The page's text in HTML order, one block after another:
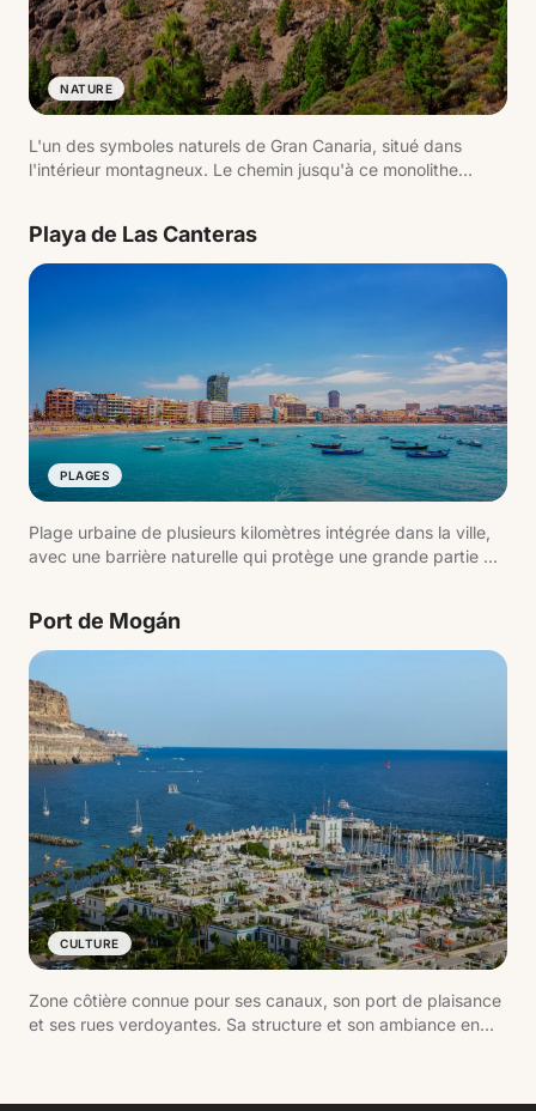
NATURE
L'un des symboles naturels de Gran Canaria, situé dans
l'intérieur montagneux. Le chemin jusqu'à ce monolithe
Playa de Las Canteras
PLAGES
Plage urbaine de plusieurs kilomètres intégrée dans la ville,
avec une barrière naturelle qui protège une grande partie du
Port de Mogán
CULTURE
Zone côtière connue pour ses canaux, son port de plaisance
et ses rues verdoyantes. Sa structure et son ambiance en